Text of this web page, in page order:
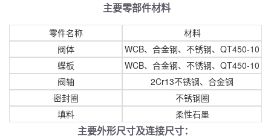
主要零部件材料
零件名称
材料
阀体
WCB、合金钢、不锈钢、QT450-10
蝶板
WCB、合金钢、不锈钢、QT450-10
阀轴
2Cr13不锈钢、合金钢
密封圈
不锈钢圈
填料
柔性石墨
主要外形尺寸及连接尺寸：